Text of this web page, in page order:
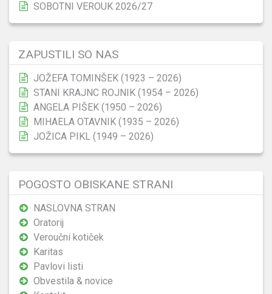
SOBOTNI VEROUK 2026/27
ZAPUSTILI SO NAS
JOŽEFA TOMINŠEK (1923 – 2026)
STANI KRAJNC ROJNIK (1954 – 2026)
ANGELA PIŠEK (1950 – 2026)
MIHAELA OTAVNIK (1935 – 2026)
JOŽICA PIKL (1949 – 2026)
POGOSTO OBISKANE STRANI
NASLOVNA STRAN
Oratorij
Veroučni kotiček
Karitas
Pavlovi listi
Obvestila & novice